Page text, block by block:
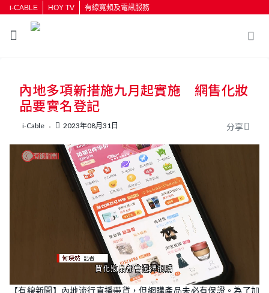
i-CABLE HOY TV 有線寬頻及電訊服務
按輸入鍵開始搜尋
內地多項新措施九月起實施 網售化妝
品要實名登記
i-Cable 2023年08月31日 分享
n
o
a
【有線新聞】內地流行直播帶貨，但網購產品未必有保證。為了加